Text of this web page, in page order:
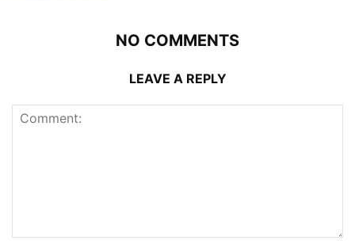
NO COMMENTS
LEAVE A REPLY